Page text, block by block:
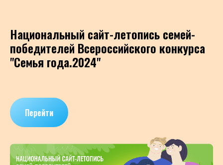
Национальный сайт-летопись семей-
победителей Всероссийского конкурса
"Семья года.2024"
Перейти